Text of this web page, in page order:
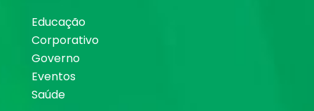
Educação
Corporativo
Governo
Eventos
Saúde